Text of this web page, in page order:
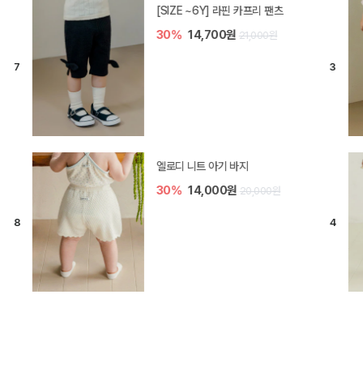
[SIZE ~6Y] 라핀 카프리 팬츠
30% 14,700원 21,000원
엘로디 니트 아기 바지
30% 14,000원 20,000원